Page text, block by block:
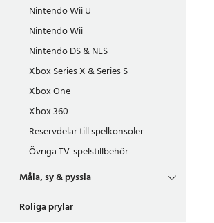
Nintendo Wii U
Nintendo Wii
Nintendo DS & NES
Xbox Series X & Series S
Xbox One
Xbox 360
Reservdelar till spelkonsoler
Övriga TV-spelstillbehör
Måla, sy & pyssla
Roliga prylar